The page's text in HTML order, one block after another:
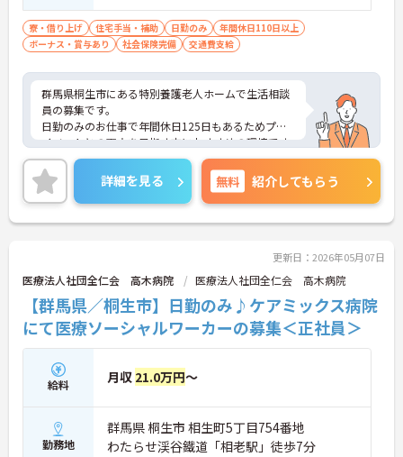
寮・借り上げ 住宅手当・補助 日勤のみ
年間休日110日以上
ボーナス・賞与あり
社会保険完備 交通費支給
群馬県桐生市にある特別養護老人ホームで生活相談
員の募集です。
日勤のみのお仕事で年間休日125日もあるためプラ
イベートとの両立を目指す方におすすめの環境です
◎昇給、賞与があるのは嬉しいポイントです♪
しっかりとしたフォロー体制で、経験に関わらず安
心してスタートできます。
こちらの求人にご興味がございましたら面接のポイ
ントもお伝えしますので是非ご応募お待ちしており
詳細を見る 無料 紹介してもらう
更新日：2026年05月07日
医療法人社団全仁会 高木病院 医療法人社団全仁会 高木病院
【群馬県／桐生市】日勤のみ♪ケアミックス病院
にて医療ソーシャルワーカーの募集＜正社員＞
給料 月収 21.0万円～
勤務地
群馬県 桐生市 相生町5丁目754番地
わたらせ渓谷鐵道「相老駅」徒歩7分